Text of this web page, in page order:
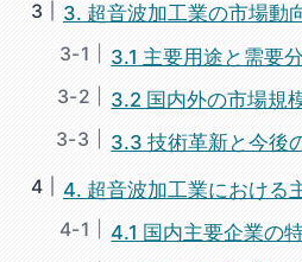
3. 超音波加工業の市場動
3.1 主要用途と需要
3.2 国内外の市場規
3.3 技術革新と今後
4. 超音波加工業における
4.1 国内主要企業の